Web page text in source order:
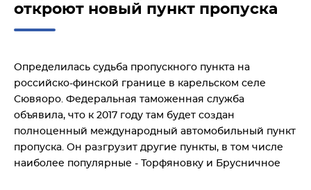
откроют новый пункт пропуска
Определилась судьба пропускного пункта на
российско-финской границе в карельском селе
Сювяоро. Федеральная таможенная служба
объявила, что к 2017 году там будет создан
полноценный международный автомобильный пункт
пропуска. Он разгрузит другие пункты, в том числе
наиболее популярные - Торфяновку и Брусничное